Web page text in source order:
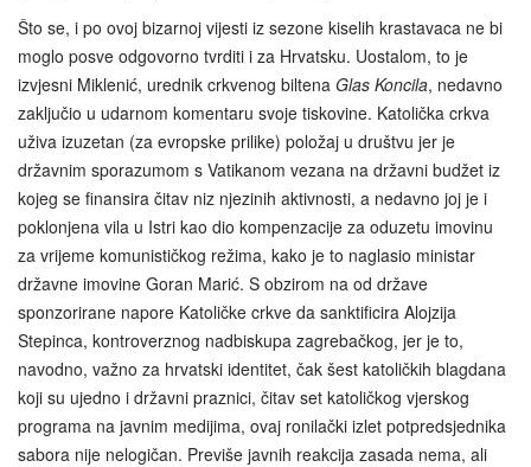
Što se, i po ovoj bizarnoj vijesti iz sezone kiselih krastavaca ne bi
moglo posve odgovorno tvrditi i za Hrvatsku. Uostalom, to je
izvjesni Miklenić, urednik crkvenog biltena Glas Koncila, nedavno
zaključio u udarnom komentaru svoje tiskovine. Katolička crkva
uživa izuzetan (za evropske prilike) položaj u društvu jer je
državnim sporazumom s Vatikanom vezana na državni budžet iz
kojeg se finansira čitav niz njezinih aktivnosti, a nedavno joj je i
poklonjena vila u Istri kao dio kompenzacije za oduzetu imovinu
za vrijeme komunističkog režima, kako je to naglasio ministar
državne imovine Goran Marić. S obzirom na od države
sponzorirane napore Katoličke crkve da sanktificira Alojzija
Stepinca, kontroverznog nadbiskupa zagrebačkog, jer je to,
navodno, važno za hrvatski identitet, čak šest katoličkih blagdana
koji su ujedno i državni praznici, čitav set katoličkog vjerskog
programa na javnim medijima, ovaj ronilački izlet potpredsjednika
sabora nije nelogičan. Previše javnih reakcija zasada nema, ali